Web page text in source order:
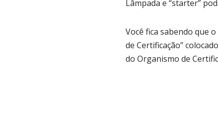
Lâmpada e “starter”
Você fica sabendo que
de Certificação”
do Organismo de